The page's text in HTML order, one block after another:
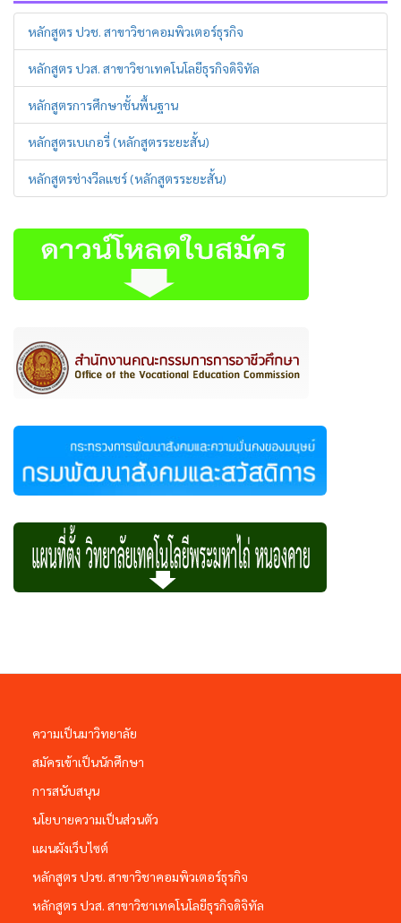
หลักสูตร ปวช. สาขาวิชาคอมพิวเตอร์ธุรกิจ
หลักสูตร ปวส. สาขาวิชาเทคโนโลยีธุรกิจดิจิทัล
หลักสูตรการศึกษาชั้นพื้นฐาน
หลักสูตรเบเกอรี่ (หลักสูตรระยะสั้น)
หลักสูตรช่างวีลแชร์ (หลักสูตรระยะสั้น)
ความเป็นมาวิทยาลัย
สมัครเข้าเป็นนักศึกษา
การสนับสนุน
นโยบายความเป็นส่วนตัว
แผนผังเว็บไซต์
หลักสูตร ปวช. สาขาวิชาคอมพิวเตอร์ธุรกิจ
หลักสูตร ปวส. สาขาวิชาเทคโนโลยีธุรกิจดิจิทัล